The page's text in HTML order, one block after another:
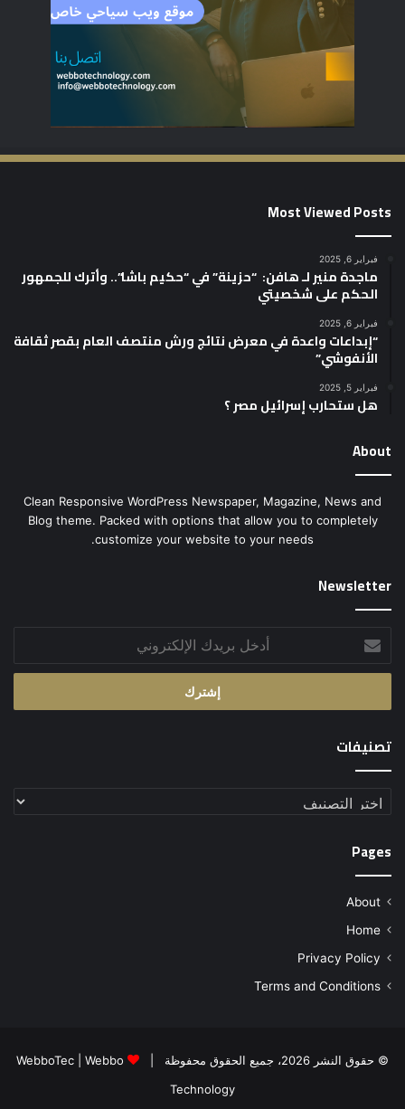
Most Viewed Posts
فبراير 6, 2025
ماجدة منير لـ هافن: “حزينة” في “حكيم باشا”.. وأترك للجمهور
الحكم على شخصيتي
فبراير 6, 2025
“إبداعات واعدة في معرض نتائج ورش منتصف العام بقصر ثقافة
الأنفوشي”
فبراير 5, 2025
هل ستحارب إسرائيل مصر ؟
About
Clean Responsive WordPress Newspaper, Magazine, News and
Blog theme. Packed with options that allow you to completely
customize your website to your needs.
Newsletter
بريدك
الإلكتروني
تصنيفات
تصنيفات
Pages
About
Home
Privacy Policy
Terms and Conditions
© حقوق النشر 2026، جميع الحقوق محفوظة | WebboTec
Webbo
Technology